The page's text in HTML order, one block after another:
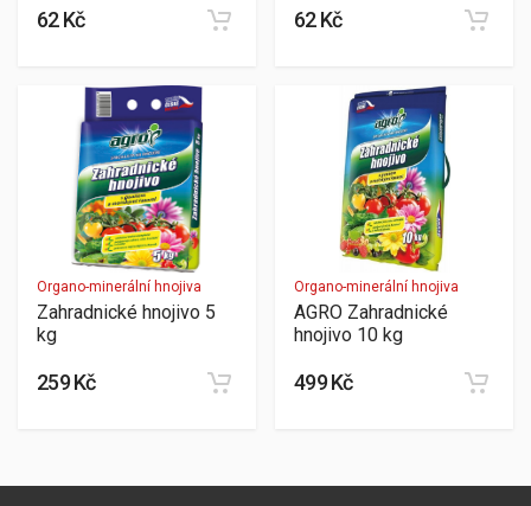
62 Kč 62 Kč
Organo-minerální hnojiva
Zahradnické hnojivo 5
kg
259 Kč
Organo-minerální hnojiva
AGRO Zahradnické
hnojivo 10 kg
499 Kč